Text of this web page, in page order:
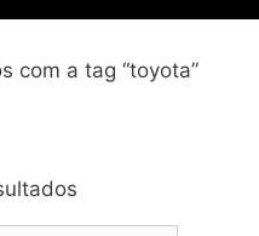
com a tag “toyota”